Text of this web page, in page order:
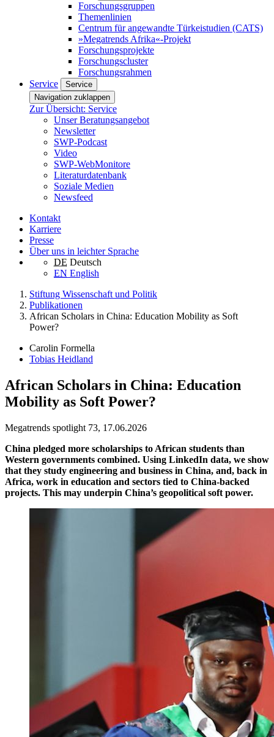
Forschungsgruppen
Themenlinien
Centrum für angewandte Türkeistudien (CATS)
»Megatrends Afrika«-Projekt
Forschungsprojekte
Forschungscluster
Forschungsrahmen
Service
Service
Navigation zuklappen
Zur Übersicht: Service
Unser Beratungsangebot
Newsletter
SWP-Podcast
Video
SWP-WebMonitore
Literaturdatenbank
Soziale Medien
Newsfeed
Kontakt
Karriere
Presse
Über uns in leichter Sprache
DE Deutsch
EN English
Stiftung Wissenschaft und Politik
Publikationen
African Scholars in China: Education Mobility as Soft
Power?
Carolin Formella
Tobias Heidland
African Scholars in China: Education
Mobility as Soft Power?
Megatrends spotlight 73, 17.06.2026
China pledged more scholarships to African students than
Western governments combined. Using LinkedIn data, we show
that they study engineering and business in China, and, back in
Africa, work in education and sectors tied to China-backed
projects. This may underpin China’s geopolitical soft power.